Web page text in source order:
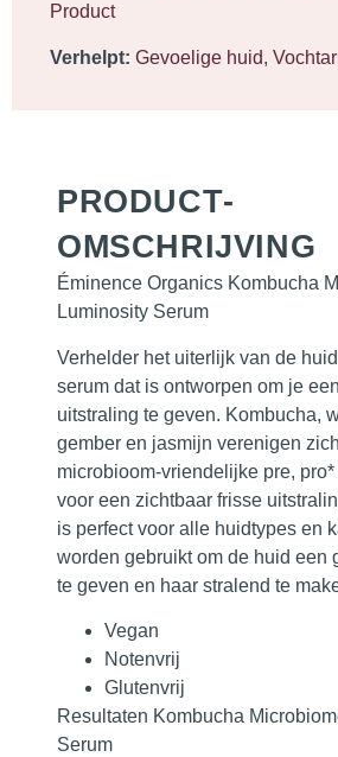
Product
Verhelpt: Gevoelige huid,
PRODUCT­
OMSCHRIJVING
Éminence Organics Kombucha
Luminosity Serum
Verhelder het uiterlijk van de
serum dat is ontworpen om je
uitstraling te geven. Kombucha,
gember en jasmijn verenigen
microbioom-vriendelijke pre,
voor een zichtbaar frisse
is perfect voor alle huidtypes en
worden gebruikt om de huid een
te geven en haar stralend te
Vegan
Notenvrij
Glutenvrij
Resultaten Kombucha
Serum